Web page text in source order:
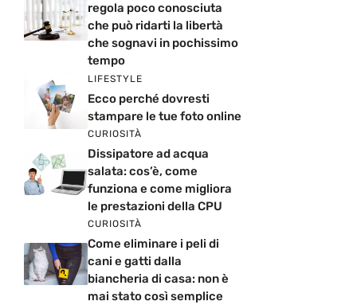
regola poco conosciuta
che può ridarti la libertà
che sognavi in pochissimo
tempo
LIFESTYLE
Ecco perché dovresti
stampare le tue foto online
CURIOSITÀ
Dissipatore ad acqua
salata: cos’è, come
funziona e come migliora
le prestazioni della CPU
CURIOSITÀ
Come eliminare i peli di
cani e gatti dalla
biancheria di casa: non è
mai stato così semplice